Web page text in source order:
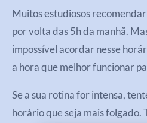
Muitos estudiosos recomendar
por volta das 5h da manhã.
impossível acordar nesse
a hora que melhor funcionar
Se a sua rotina for intensa,
horário que seja mais folgado.